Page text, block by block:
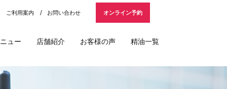
オンライン予約
お問い合わせ
ご利用案内
ュー 店舗紹介 お客様の声 精油一覧